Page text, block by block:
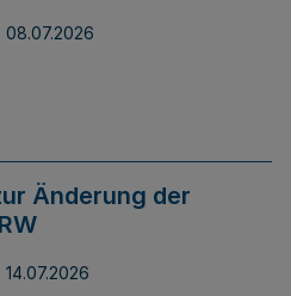
08.07.2026
Änderung der
14.07.2026